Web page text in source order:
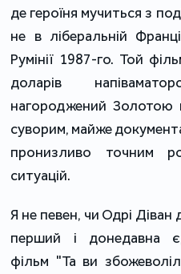
де героїня мучиться з
не в ліберальній
Румінії 1987-го. Той
доларів
нагороджений Золотою
суворим, майже
пронизливо точним
ситуацій.
Я не певен, чи Одрі Діван
перший і донедавна
фільм "Та ви